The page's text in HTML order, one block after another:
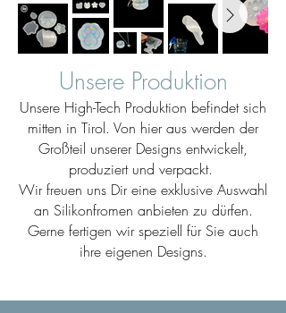
Unsere Produktion
Unsere High-Tech Produktion befindet sich
mitten in Tirol. Von hier aus werden der
Großteil unserer Designs entwickelt,
produziert und verpackt.
Wir freuen uns Dir eine exklusive Auswahl
an Silikonfromen anbieten zu dürfen.
Gerne fertigen wir speziell für Sie auch
ihre eigenen Designs.